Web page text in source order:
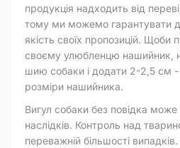
продукція надходить від
тому ми можемо гарантувати
якість своїх пропозицій. Щоби
своєму улюбленцю нашийник,
шию собаки і додати 2-2,5 см
розміри нашийника.
Вигул собаки без повідка
наслідків. Контроль над
переважній більшості